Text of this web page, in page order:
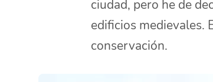
ciudad, pero he de
edificios medievales.
conservación.